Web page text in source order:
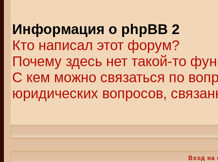
Информация о phpBB 2
Кто написал этот форум?
Почему здесь нет такой-то
С кем можно связаться по
юридических вопросов,
Вход на